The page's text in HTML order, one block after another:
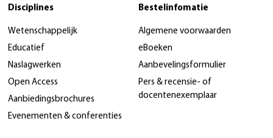
Disciplines
Wetenschappelijk
Educatief
Naslagwerken
Open Access
Aanbiedingsbrochures
Evenementen & conferenties
Bestelinfomatie
Algemene voorwaarden
eBoeken
Aanbevelingsformulier
Pers & recensie- of
docentenexemplaar